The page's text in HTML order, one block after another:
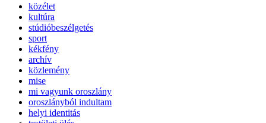
közélet
kultúra
stúdióbeszélgetés
sport
kékfény
archív
közlemény
mise
mi vagyunk oroszlány
oroszlányból indultam
helyi identitás